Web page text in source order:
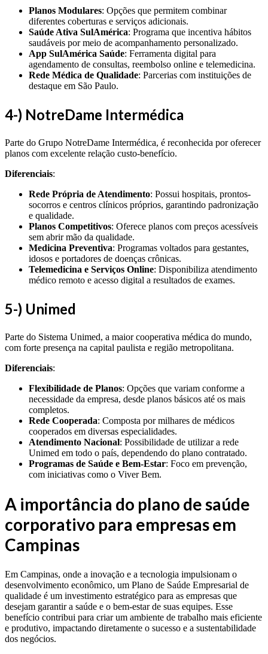
Planos Modulares: Opções que permitem combinar
diferentes coberturas e serviços adicionais.
Saúde Ativa SulAmérica: Programa que incentiva hábitos
saudáveis por meio de acompanhamento personalizado.
App SulAmérica Saúde: Ferramenta digital para
agendamento de consultas, reembolso online e telemedicina.
Rede Médica de Qualidade: Parcerias com instituições de
destaque em São Paulo.
4-) NotreDame Intermédica
Parte do Grupo NotreDame Intermédica, é reconhecida por oferecer
planos com excelente relação custo-benefício.
Diferenciais:
Rede Própria de Atendimento: Possui hospitais, prontos-
socorros e centros clínicos próprios, garantindo padronização
e qualidade.
Planos Competitivos: Oferece planos com preços acessíveis
sem abrir mão da qualidade.
Medicina Preventiva: Programas voltados para gestantes,
idosos e portadores de doenças crônicas.
Telemedicina e Serviços Online: Disponibiliza atendimento
médico remoto e acesso digital a resultados de exames.
5-) Unimed
Parte do Sistema Unimed, a maior cooperativa médica do mundo,
com forte presença na capital paulista e região metropolitana.
Diferenciais:
Flexibilidade de Planos: Opções que variam conforme a
necessidade da empresa, desde planos básicos até os mais
completos.
Rede Cooperada: Composta por milhares de médicos
cooperados em diversas especialidades.
Atendimento Nacional: Possibilidade de utilizar a rede
Unimed em todo o país, dependendo do plano contratado.
Programas de Saúde e Bem-Estar: Foco em prevenção,
com iniciativas como o Viver Bem.
A importância do plano de saúde
corporativo para empresas em
Campinas
Em Campinas, onde a inovação e a tecnologia impulsionam o
desenvolvimento econômico, um Plano de Saúde Empresarial de
qualidade é um investimento estratégico para as empresas que
desejam garantir a saúde e o bem-estar de suas equipes. Esse
benefício contribui para criar um ambiente de trabalho mais eficiente
e produtivo, impactando diretamente o sucesso e a sustentabilidade
dos negócios.